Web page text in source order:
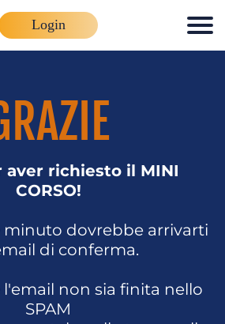
Login
aver richiesto il MINI
CORSO!
minuto dovrebbe arrivarti
di conferma.
non sia finita nello
SPAM